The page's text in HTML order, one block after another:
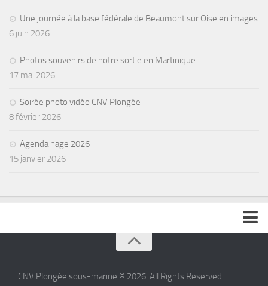
NAP / NEV
Agenda
Résultats Compétitions
Section Matériel
Une journée à la base fédérale de Beaumont sur Oise en images
6 juin 2026
Photos souvenirs de notre sortie en Martinique
17 mai 2026
Soirée photo vidéo CNV Plongée
8 février 2026
Agenda nage 2026
15 janvier 2026
CNV Plongée sous-marine © 2026. All Rights Reserved.